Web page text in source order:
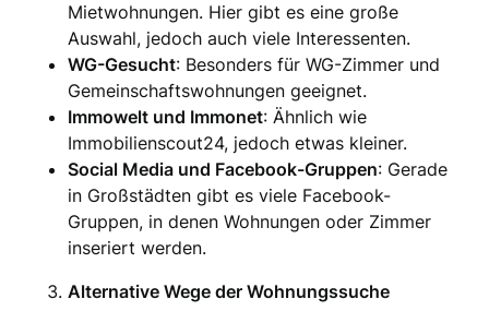
Mietwohnungen. Hier gibt es eine große
Auswahl, jedoch auch viele Interessenten.
WG-Gesucht: Besonders für WG-Zimmer und
Gemeinschaftswohnungen geeignet.
Immowelt und Immonet: Ähnlich wie
Immobilienscout24, jedoch etwas kleiner.
Social Media und Facebook-Gruppen: Gerade
in Großstädten gibt es viele Facebook-
Gruppen, in denen Wohnungen oder Zimmer
inseriert werden.
Alternative Wege der Wohnungssuche